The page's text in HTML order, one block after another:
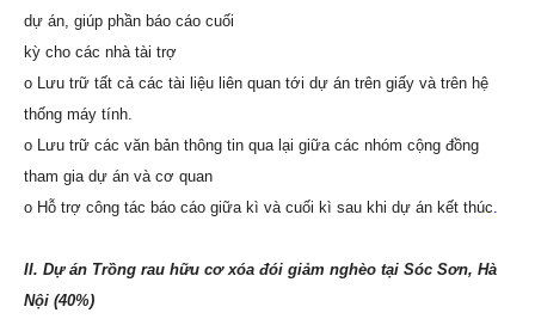
dự án, giúp phần báo cáo cuối
kỳ cho các nhà tài trợ
o Lưu trữ tất cả các tài liệu liên quan tới dự án trên giấy và trên hệ
thống máy tính.
o Lưu trữ các văn bản thông tin qua lại giữa các nhóm cộng đồng
tham gia dự án và cơ quan
o Hỗ trợ công tác báo cáo giữa kì và cuối kì sau khi dự án kết thúc.
II. Dự án Trồng rau hữu cơ xóa đói giảm nghèo tại Sóc Sơn, Hà
Nội (40%)